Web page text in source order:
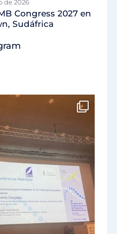
de 2026
Congress 2027 en
Sudáfrica